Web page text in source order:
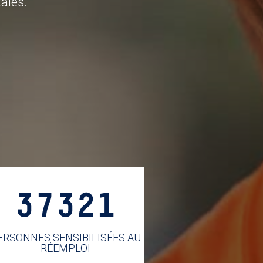
37321
SENSIBILISÉES AU
RÉEMPLOI